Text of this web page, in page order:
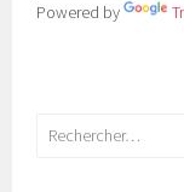
Powered by
Rechercher :